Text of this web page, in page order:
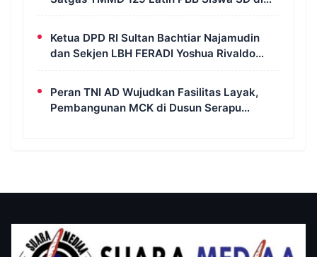
Kampung Wanam
Ketua DPD RI Sultan Bachtiar Najamudin
dan Sekjen LBH FERADI Yoshua Rivaldo
Bahas Geopolitik dan Supremasi Hukum
Peran TNI AD Wujudkan Fasilitas Layak,
Pembangunan MCK di Dusun Serapu